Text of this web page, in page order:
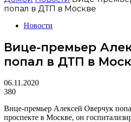
попал в ДТП в Москве
Новости
Вице-премьер
попал в ДТП в
06.11.2020
380
Вице-премьер Алексей Оверчук
проспекте в Москве, он